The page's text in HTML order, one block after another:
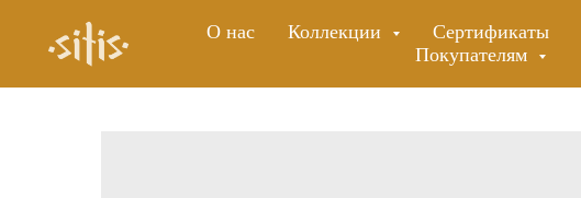
О нас Коллекции Сертификаты
Покупателям